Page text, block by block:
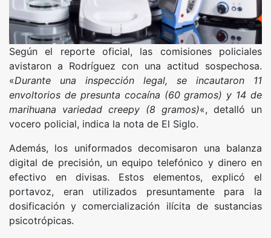
Según el reporte oficial, las comisiones policiales
avistaron a Rodríguez con una actitud sospechosa.
«Durante una inspección legal, se incautaron 11
envoltorios de presunta cocaína (60 gramos) y 14 de
marihuana variedad creepy (8 gramos)«, detalló un
vocero policial, indica la nota de El Siglo.
Además, los uniformados decomisaron una balanza
digital de precisión, un equipo telefónico y dinero en
efectivo en divisas. Estos elementos, explicó el
portavoz, eran utilizados presuntamente para la
dosificación y comercialización ilícita de sustancias
psicotrópicas.